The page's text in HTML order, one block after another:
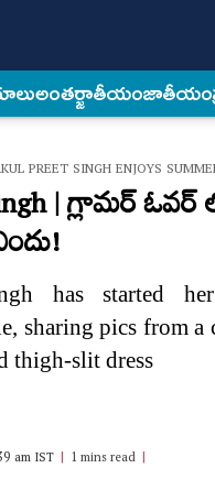
అంత‌ర్జాతీయంజాతీయం
PREET SINGH ENJOYS
| గ్లామర్
has started
sharing pics from a
thigh-slit dress
am IST 1 mins read